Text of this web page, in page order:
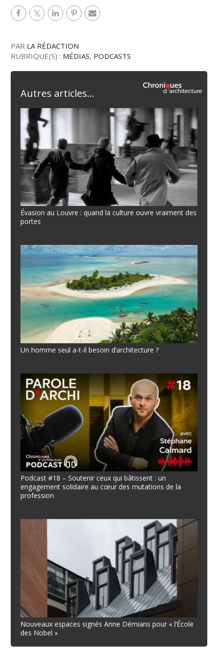
PAR LA RÉDACTION
RUBRIQUE(S) : MÉDIAS, PODCASTS
Autres articles...
Évasion au Louvre : quand la culture ouvre vraiment des
portes
Un homme seul a-t-il besoin d’architecture ?
Podcast #18 – Soutenir ceux qui bâtissent : un
engagement solidaire au cœur des mutations de la
profession
Nouveaux espaces signés Anne Démians pour « l’École
des Nobel »